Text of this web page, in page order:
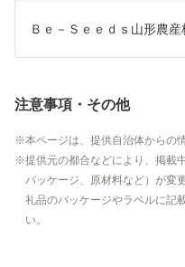
Ｂｅ－Ｓｅｅｄｓ山形農産
注意事項・その他
本ページは、提供自治体からの
提供元の都合などにより、掲載
パッケージ、原材料など）が変
礼品のパッケージやラベルに記
い。